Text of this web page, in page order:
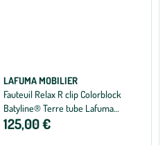
LAFUMA MOBILIER
Fauteuil Relax R clip Colorblock
Batyline® Terre tube Lafuma
Mobilier - 68 x 88 x 115 cm
125,00 €